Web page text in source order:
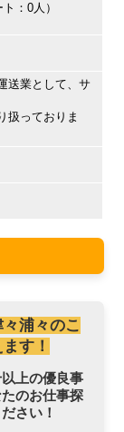
：0人）
送業として、サ
扱っておりま
浦々のこ
す！
上の優良事
のお仕事探
さい！